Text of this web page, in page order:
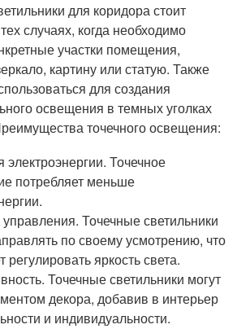
для коридора стоит
случаях, когда необходимо
участки помещения,
картину или статую. Также
для создания
освещения в темных уголках
точечного освещения:
Точечное
потребляет меньше
Точечные светильники
по своему усмотрению, что
регулировать яркость света.
Точечные светильники могут
декора, добавив в интерьер
и индивидуальности.